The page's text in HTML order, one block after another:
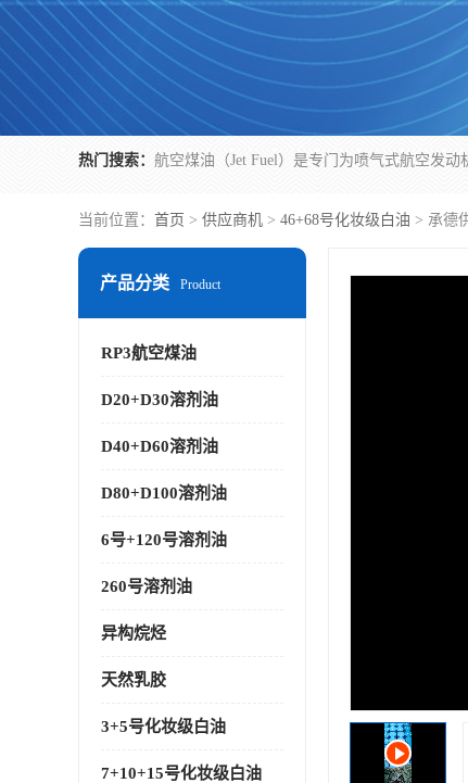
热门搜索：
当前位置： 首页 > 供应商机 > 46+68号化妆级白油 > 承德
产品分类 Product
RP3航空煤油
D20+D30溶剂油
D40+D60溶剂油
D80+D100溶剂油
6号+120号溶剂油
260号溶剂油
异构烷烃
天然乳胶
3+5号化妆级白油
7+10+15号化妆级白油